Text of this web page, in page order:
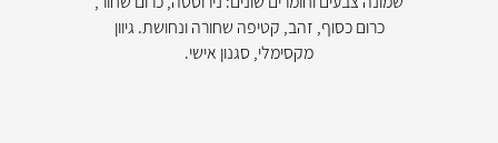
כרום כסוף, זהב, קטיפה שחורה ונחושת. גיוון
מקסימלי, סגנון אישי.